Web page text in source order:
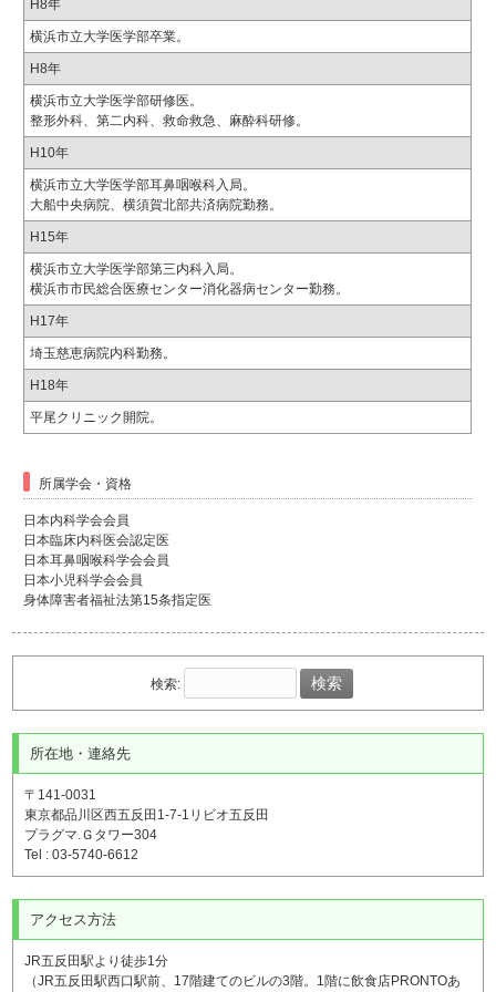
H8年
横浜市立大学医学部卒業。
H8年
横浜市立大学医学部研修医。
整形外科、第二内科、救命救急、麻酔科研修。
H10年
横浜市立大学医学部耳鼻咽喉科入局。
大船中央病院、横須賀北部共済病院勤務。
H15年
横浜市立大学医学部第三内科入局。
横浜市市民総合医療センター消化器病センター勤務。
H17年
埼玉慈恵病院内科勤務。
H18年
平尾クリニック開院。
所属学会・資格
日本内科学会会員
日本臨床内科医会認定医
日本耳鼻咽喉科学会会員
日本小児科学会会員
身体障害者福祉法第15条指定医
検索:
所在地・連絡先
〒141-0031
東京都品川区西五反田1-7-1リビオ五反田
プラグマ.Ｇタワー304
Tel : 03-5740-6612
アクセス方法
JR五反田駅より徒歩1分
（JR五反田駅西口駅前、17階建てのビルの3階。1階に飲食店PRONTOあ